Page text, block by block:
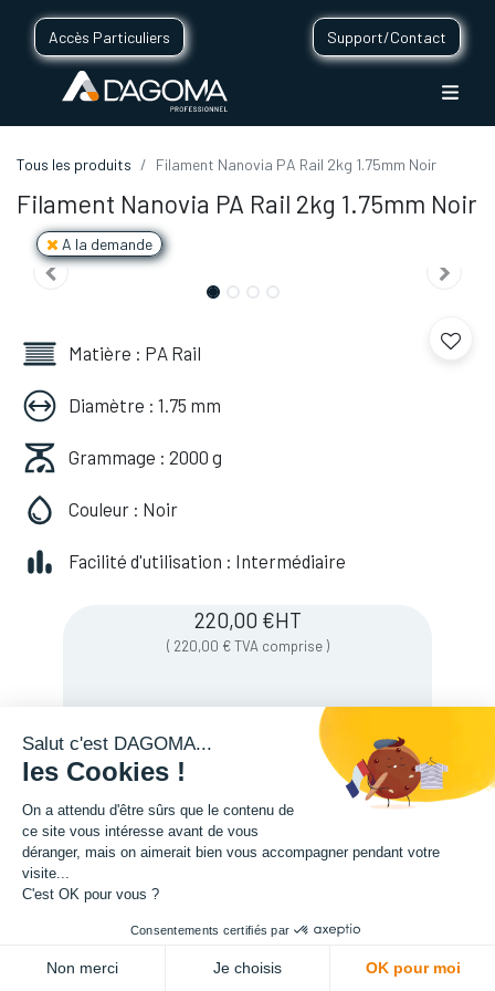
Accès Particuliers Support/Contact
Tous les produits Filament Nanovia PA Rail 2kg 1.75mm Noir
Filament Nanovia PA Rail 2kg 1.75mm Noir
A la demande
Matière : PA Rail
Diamètre : 1.75 mm
Grammage : 2000 g
Couleur : Noir
Facilité d'utilisation : Intermédiaire
220,00 €HT
( 220,00 € TVA comprise )
Soyez averti lorsque le produit est de
nouveau en stock
Enregistrer pour plus tard
Salut c'est DAGOMA...
les Cookies !
On a attendu d'être sûrs que le contenu de
ce site vous intéresse avant de vous
déranger, mais on aimerait bien vous accompagner pendant votre
visite...
C'est OK pour vous ?
Consentements certifiés par
Non merci Je choisis OK pour moi